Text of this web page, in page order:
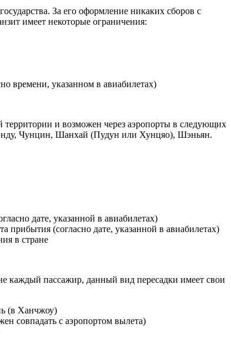
За его оформление никаких сборов с
имеет некоторые ограничения:
времени, указанном в авиабилетах)
территории и возможен через аэропорты в следующих
Чунцин, Шанхай (Пудун или Хунцяо), Шэньян.
дате, указанной в авиабилетах)
(согласно дате, указанной в авиабилетах)
в стране
каждый пассажир, данный вид пересадки имеет свои
(в Ханчжоу)
совпадать с аэропортом вылета)